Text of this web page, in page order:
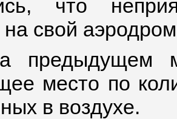
что
на свой
предыдущем
место по
в воздухе.